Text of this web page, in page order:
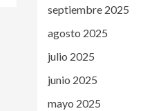
septiembre 2025
agosto 2025
julio 2025
junio 2025
mayo 2025